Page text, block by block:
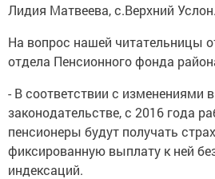
Лидия Матвеева, с.Верхний
На вопрос нашей читательницы
отдела Пенсионного фонда
- В соответствии с изменениями
законодательстве, с 2016 года
пенсионеры будут получать
фиксированную выплату к ней
индексаций.